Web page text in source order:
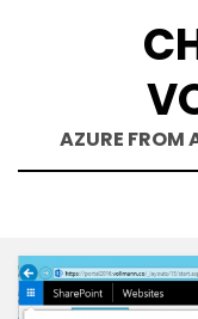
AZURE FROM